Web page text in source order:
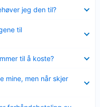
jeg den til?
til
til å koste?
mine, men når skjer